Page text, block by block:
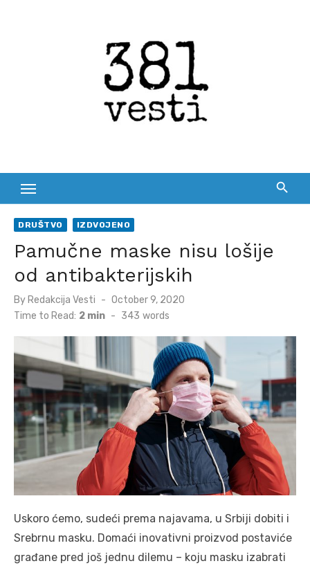
DRUŠTVO IZDVOJENO
Pamučne maske nisu lošije
od antibakterijskih
By Redakcija Vesti
Posted
October 9, 2020
Time to Read: 2 min - 343 words
Uskoro ćemo, sudeći prema najavama, u Srbiji dobiti i
Srebrnu masku. Domaći inovativni proizvod postaviće
građane pred još jednu dilemu – koju masku izabrati